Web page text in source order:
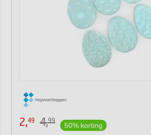
2,49 4,99
50% korting